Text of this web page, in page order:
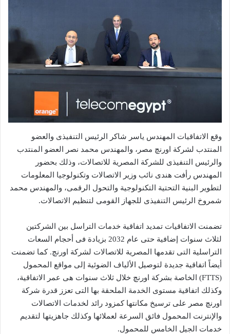
وقع الاتفاقيات المهندس ياسر شاكر الرئيس التنفيذى والعضو
المنتدب لشركة اورنچ مصر، والمهندس محمد نصر العضو المنتدب
والرئيس التنفيذى للشركة المصرية للاتصالات، وذلك بحضور
المهندس رأفت هندى نائب وزير الاتصالات وتكنولوجيا المعلومات
لتطوير البنية التحتية التكنولوجية والتحول الرقمى، والمهندس محمد
شمروخ الرئيس التنفيذى للجهاز القومى لتنظيم الاتصالات.
تضمنت الاتفاقيات تمديد اتفاقية خدمات التراسل بين الشركتين
لثلاث سنوات إضافية حتى عام 2032 بزيادة فى أحجام السعات
التراسلية التى تقدمها المصرية للاتصالات لشركة اورنچ. كما تضمنت
أيضاً اتفاقية جديدة لتوصيل الألياف الضوئية إلى مواقع المحمول
(FTTS) الخاصة بشركة اورنچ خلال ثلاث سنوات هى عمر الاتفاقية،
وكذلك اتفاقية مستوى الخدمة الملحقة بها التى تعزز قدرة شركة
اورنچ مصر على ترسيخ مكانتها كمزود رائد لخدمات الاتصالات
والإنترنت المحمول فائق السرعة لعملائها وكذلك جاهزيتها لتقديم
خدمات الجيل الخامس للمحمول.